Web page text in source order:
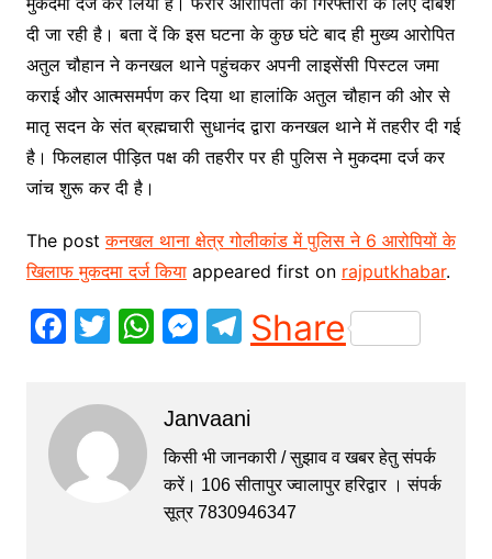
दी जा रही है। बता दें कि इस घटना के कुछ घंटे बाद ही मुख्य आरोपित
अतुल चौहान ने कनखल थाने पहुंचकर अपनी लाइसेंसी पिस्टल जमा
कराई और आत्मसमर्पण कर दिया था हालांकि अतुल चौहान की ओर से
मातृ सदन के संत ब्रह्मचारी सुधानंद द्वारा कनखल थाने में तहरीर दी गई
है। फिलहाल पीड़ित पक्ष की तहरीर पर ही पुलिस ने मुकदमा दर्ज कर
जांच शुरू कर दी है।
The postकनखल थाना क्षेत्र गोलीकांड में पुलिस ने 6 आरोपियों के
खिलाफ मुकदमा दर्ज कियाappeared first on rajputkhabar.
F
c
e
b
o
T
itt
er
W
s
A
p
p
M
s
e
n
T
el
gr
a
m
Share
Janvaani
किसी भी जानकारी / सुझाव व खबर हेतु संपर्क
करें। 106 सीतापुर ज्वालापुर हरिद्वार । संपर्क
सूत्र 7830946347